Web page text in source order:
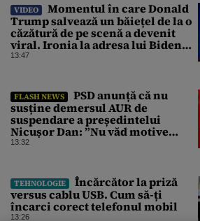
VIDEO
Momentul în care Donald
Trump salvează un băiețel de la o
căzătură de pe scenă a devenit
viral. Ironia la adresa lui Biden
care a stârnit râsete
13:47
FLASH NEWS
PSD anunță că nu
susține demersul AUR de
suspendare a președintelui
Nicușor Dan: ”Nu văd motive
pentru care președintele ar trebui
13:32
TEHNOLOGIE
Încărcător la priză
versus cablu USB. Cum să-ți
încarci corect telefonul mobil
13:26